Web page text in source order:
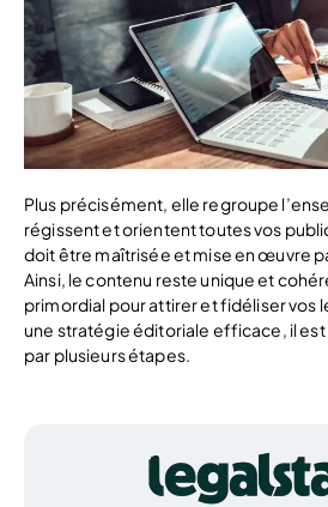
Plus précisément, elle regroupe
régissent et orientent toutes vos
doit être maîtrisée et mise en œuvre
Ainsi, le contenu reste unique et
primordial pour attirer et fidéliser vos
une stratégie éditoriale efficace, il
par plusieurs étapes.